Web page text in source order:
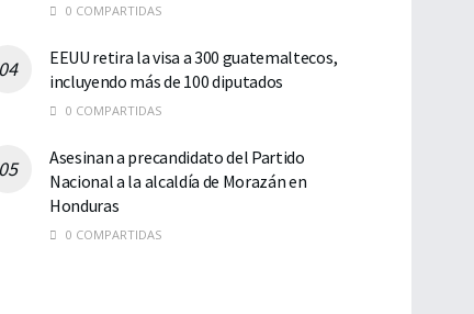
0 COMPARTIDAS
EEUU retira la visa a 300 guatemaltecos,
incluyendo más de 100 diputados
0 COMPARTIDAS
Asesinan a precandidato del Partido
Nacional a la alcaldía de Morazán en
Honduras
0 COMPARTIDAS